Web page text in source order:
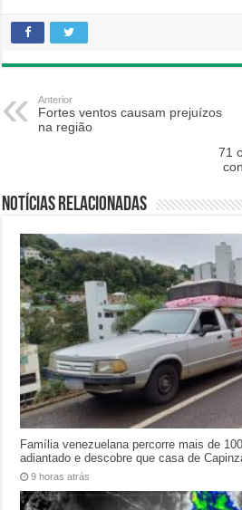
Anterior
Fortes ventos causam prejuízos
na região
71
Notícias relacionadas
Família venezuelana percorre mais de
adiantado e descobre que casa de
9 horas atrás